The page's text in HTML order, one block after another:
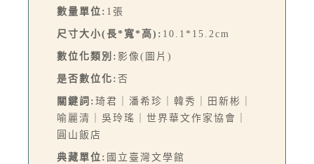
數量單位: 1張
尺寸大小(長*寬*高): 10.1*15.2cm
數位化類別: 影像(圖片)
是否數位化: 否
關鍵詞: 琦君｜潘希珍｜韓秀｜田新彬｜
喻麗清｜吳玲瑤｜世界華文作家協會｜
圓山飯店
典藏單位: 國立臺灣文學館